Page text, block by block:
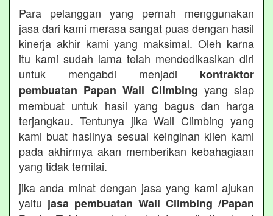
Para pelanggan yang pernah menggunakan
jasa dari kami merasa sangat puas dengan hasil
kinerja akhir kami yang maksimal. Oleh karna
itu kami sudah lama telah mendedikasikan diri
untuk mengabdi menjadi kontraktor
pembuatan Papan Wall Climbing yang siap
membuat untuk hasil yang bagus dan harga
terjangkau. Tentunya jika Wall Climbing yang
kami buat hasilnya sesuai keinginan klien kami
pada akhirmya akan memberikan kebahagiaan
yang tidak ternilai.
jika anda minat dengan jasa yang kami ajukan
yaitu jasa pembuatan Wall Climbing /Papan